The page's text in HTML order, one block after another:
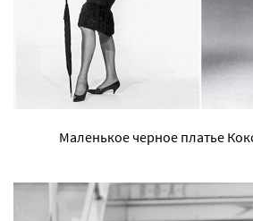
Маленькое черное платье